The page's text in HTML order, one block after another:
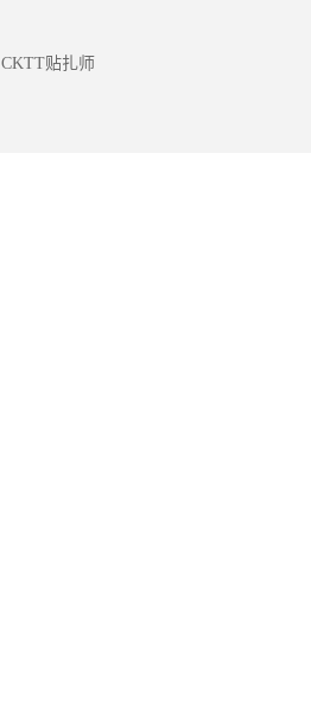
CKTT贴扎师